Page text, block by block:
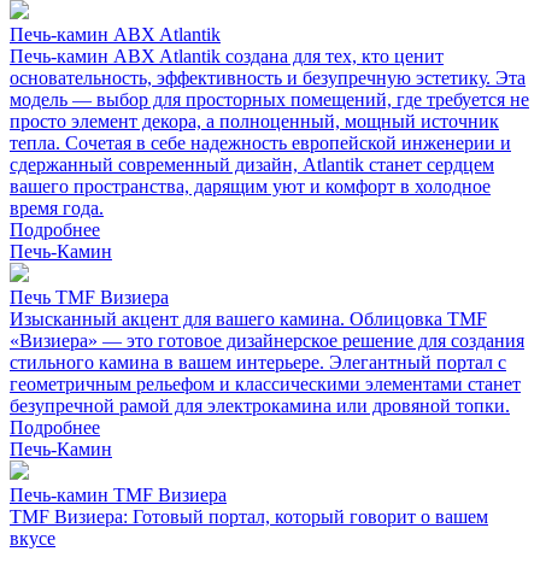
Печь-камин ABX Atlantik
Печь-камин ABX Atlantik создана для тех, кто ценит
основательность, эффективность и безупречную эстетику. Эта
модель — выбор для просторных помещений, где требуется не
просто элемент декора, а полноценный, мощный источник
тепла. Сочетая в себе надежность европейской инженерии и
сдержанный современный дизайн, Atlantik станет сердцем
вашего пространства, дарящим уют и комфорт в холодное
время года.
Подробнее
Печь-Камин
Печь TMF Визиера
Изысканный акцент для вашего камина. Облицовка TMF
«Визиера» — это готовое дизайнерское решение для создания
стильного камина в вашем интерьере. Элегантный портал с
геометричным рельефом и классическими элементами станет
безупречной рамой для электрокамина или дровяной топки.
Подробнее
Печь-Камин
Печь-камин TMF Визиера
TMF Визиера: Готовый портал, который говорит о вашем
вкусе